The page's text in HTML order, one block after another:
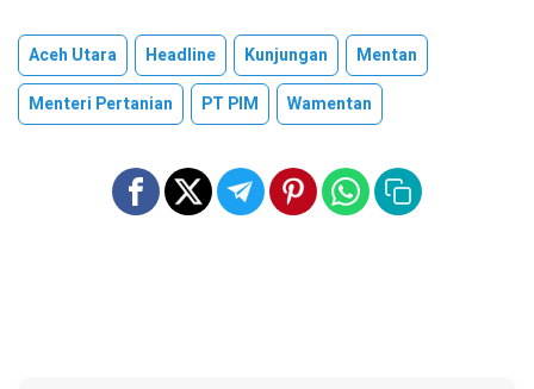
Aceh Utara Headline Kunjungan
Mentan
Menteri Pertanian
PT PIM Wamentan